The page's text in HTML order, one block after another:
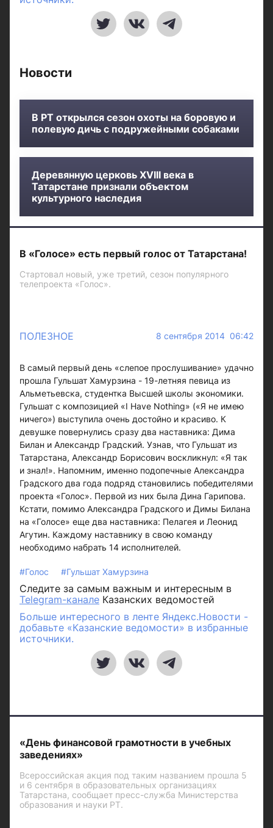
Новости
В РТ открылся сезон охоты на боровую и
полевую дичь с подружейными собаками
Деревянную церковь XVIII века в
Татарстане признали объектом
культурного наследия
В «Голосе» есть первый голос от Татарстана!
Стартовал новый, уже третий, сезон популярного
телепроекта «Голос».
ПОЛЕЗНОЕ 8 сентября 2014 06:42
В самый первый день «слепое прослушивание» удачно
прошла Гульшат Хамурзина - 19-летняя певица из
Альметьевска, студентка Высшей школы экономики.
Гульшат с композицией «I Have Nothing» («Я не имею
ничего») выступила очень достойно и красиво. К
девушке повернулись сразу два наставника: Дима
Билан и Александр Градский. Узнав, что Гульшат из
Татарстана, Александр Борисович воскликнул: «Я так
и знал!». Напомним, именно подопечные Александра
Градского два года подряд становились победителями
проекта «Голос». Первой из них была Дина Гарипова.
Кстати, помимо Александра Градского и Димы Билана
на «Голосе» еще два наставника: Пелагея и Леонид
Агутин. Каждому наставнику в свою команду
необходимо набрать 14 исполнителей.
#Голос #Гульшат Хамурзина
Следите за самым важным и интересным в
Telegram-канале Казанских ведомостей
Больше интересного в ленте Яндекс.Новости -
добавьте «Казанские ведомости» в избранные
источники.
«День финансовой грамотности в учебных
заведениях»
Всероссийская акция под таким названием прошла 5
и 6 сентября в образовательных организациях
Татарстана, сообщает пресс-служба Министерства
образования и науки РТ.